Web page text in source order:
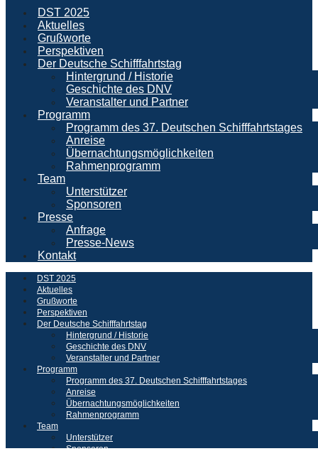
DST 2025
Aktuelles
Grußworte
Perspektiven
Der Deutsche Schifffahrtstag
Hintergrund / Historie
Geschichte des DNV
Veranstalter und Partner
Programm
Programm des 37. Deutschen Schifffahrtstages
Anreise
Übernachtungsmöglichkeiten
Rahmenprogramm
Team
Unterstützer
Sponsoren
Presse
Anfrage
Presse-News
Kontakt
DST 2025
Aktuelles
Grußworte
Perspektiven
Der Deutsche Schifffahrtstag
Hintergrund / Historie
Geschichte des DNV
Veranstalter und Partner
Programm
Programm des 37. Deutschen Schifffahrtstages
Anreise
Übernachtungsmöglichkeiten
Rahmenprogramm
Team
Unterstützer
Sponsoren